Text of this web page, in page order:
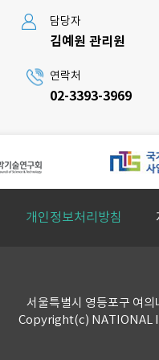
담당자
김예원 관리원
연락처
02-3393-3969
개인정보처리방침
서울특별시 영등포구 여
Copyright(c) NATIONAL